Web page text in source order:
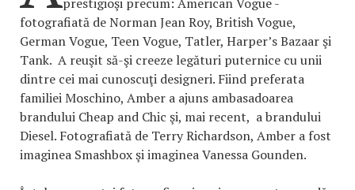
fotografiată de Norman Jean Roy, British Vogue,
German Vogue, Teen Vogue, Tatler, Harper’s Bazaar şi
Tank. A reuşit să-şi creeze legături puternice cu unii
dintre cei mai cunoscuţi designeri. Fiind preferata
familiei Moschino, Amber a ajuns ambasadoarea
brandului Cheap and Chic şi, mai recent, a brandului
Diesel. Fotografiată de Terry Richardson, Amber a fost
imaginea Smashbox şi imaginea Vanessa Gounden.